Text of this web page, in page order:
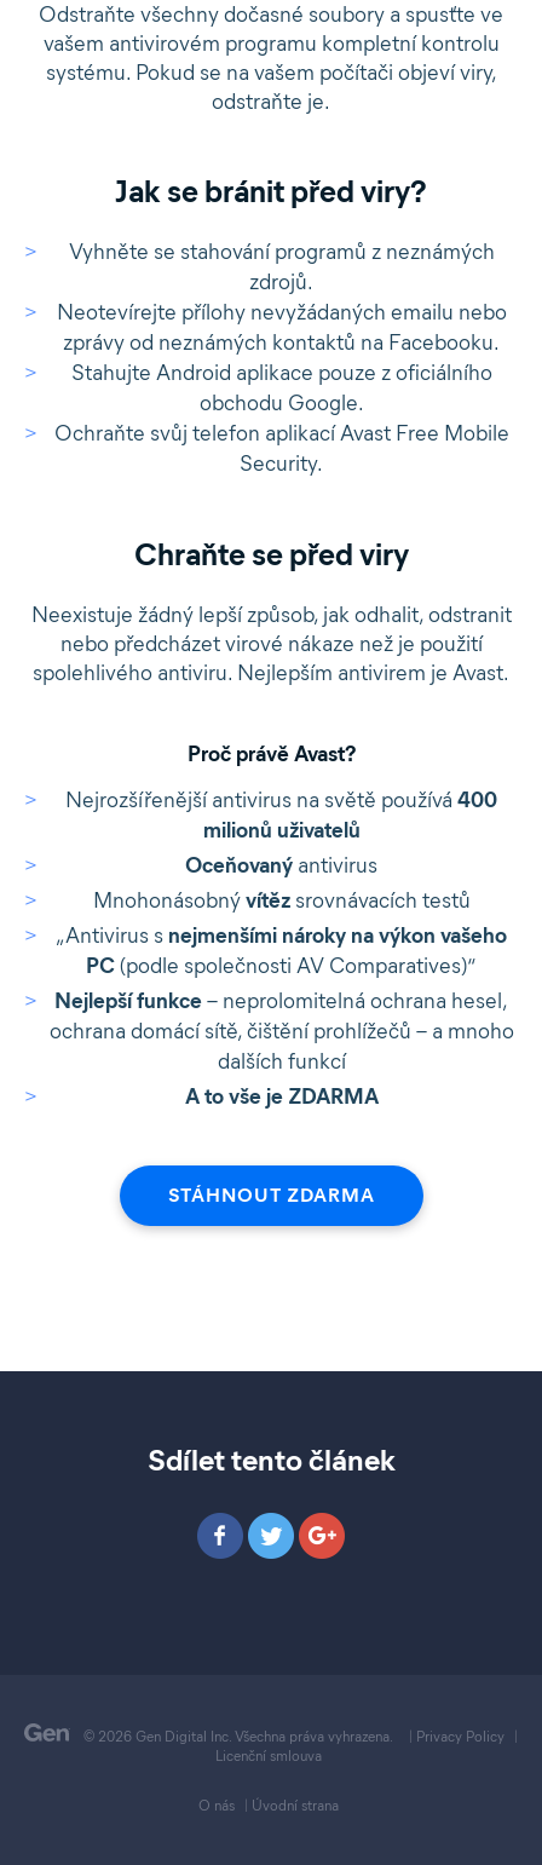
Odstraňte všechny dočasné soubory a spusťte ve
vašem antivirovém programu kompletní kontrolu
systému. Pokud se na vašem počítači objeví viry,
odstraňte je.
Jak se bránit před viry?
Vyhněte se stahování programů z neznámých
zdrojů.
Neotevírejte přílohy nevyžádaných emailu nebo
zprávy od neznámých kontaktů na Facebooku.
Stahujte Android aplikace pouze z oficiálního
obchodu Google.
Ochraňte svůj telefon aplikací Avast Free Mobile
Security.
Chraňte se před viry
Neexistuje žádný lepší způsob, jak odhalit, odstranit
nebo předcházet virové nákaze než je použití
spolehlivého antiviru. Nejlepším antivirem je Avast.
Proč právě Avast?
Nejrozšířenější antivirus na světě používá 400
milionů uživatelů
Oceňovaný antivirus
Mnohonásobnývítězsrovnávacích testů
„Antivirus s nejmenšími nároky na výkon vašeho
PC(podle společnosti AV Comparatives)“
Nejlepší funkce– neprolomitelná ochrana hesel,
ochrana domácí sítě, čištění prohlížečů – a mnoho
dalších funkcí
A to vše je ZDARMA
STÁHNOUT ZDARMA
Sdílet tento článek
© 2026 Gen Digital Inc. Všechna práva vyhrazena. Privacy Policy
Licenční smlouva
O nás Úvodní strana